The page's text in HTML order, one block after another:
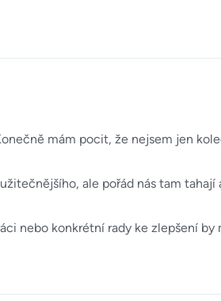
mám pocit, že nejsem jen
ale pořád nás tam tahají
nebo konkrétní rady ke zlepšení by